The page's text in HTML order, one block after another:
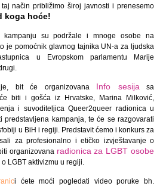
način približimo široj javnosti i prenesemo
koga hoće!
kampanju su podržale i mnoge osobe na
je pomoćnik glavnog tajnika UN-a za ljudska
u Evropskom parlamentu Marije
bit će organizovana Info sesijasa
biti i gošća iz Hrvatske, Marina Milković,
i suvoditeljica Queer2queer radionica u
predstavljena kampanja, te će se razgovarati
u BiH i regiji. Predstavit ćemo i konkurs za
za profesionalno i etičko izvještavanje o
organizovana radionica za LGBT osobe
o LGBT aktivizmu u regiji.
i ćete moći pogledati video poruke bh.